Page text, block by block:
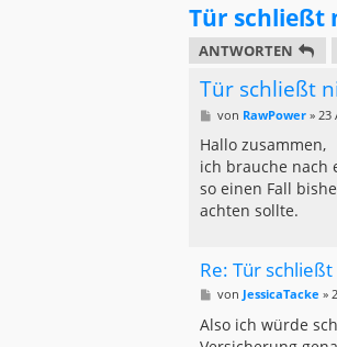
Tür schließt
ANTWORTEN
Tür schließt
B
i
r
a
g
von RawPower» 23
Hallo zusammen,
ich brauche nach
so einen Fall
achten sollte.
Re: Tür
B
i
t
von JessicaTacke »
Also ich würde